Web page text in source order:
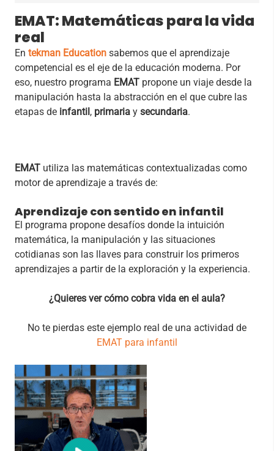
EMAT: Matemáticas para la vida
real
En tekman Education sabemos que el aprendizaje
competencial es el eje de la educación moderna. Por
eso, nuestro programa EMAT propone un viaje desde la
manipulación hasta la abstracción en el que cubre las
etapas de infantil, primaria y secundaria.
EMAT utiliza las matemáticas contextualizadas como
motor de aprendizaje a través de:
Aprendizaje con sentido en infantil
El programa propone desafíos donde la intuición
matemática, la manipulación y las situaciones
cotidianas son las llaves para construir los primeros
aprendizajes a partir de la exploración y la experiencia.
¿Quieres ver cómo cobra vida en el aula?
No te pierdas este ejemplo real de una actividad de
EMAT para infantil